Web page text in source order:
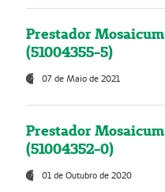
Prestador
(51004355-5)
07 de Maio de 2021
Prestador
(51004352-0)
01 de Outubro de 2020